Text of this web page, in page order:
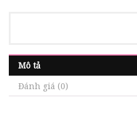
Mô tả
Đánh giá (0)